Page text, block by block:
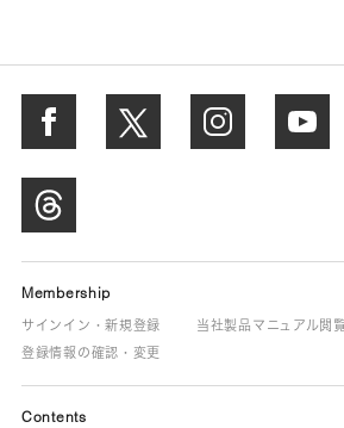
Membership
サインイン・新規登録
当社製品マニュアル閲
登録情報の確認・変更
Contents